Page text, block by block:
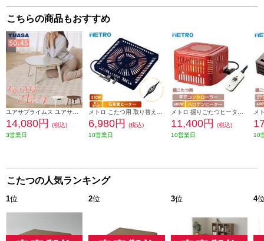
こちらの商品もおすすめ
14,080円
(税込)
3営業日
6,980円
(税込)
10営業日
11,400円
(税込)
10営業日
10
こたつの人気ランキング
1位 2位 3位 4